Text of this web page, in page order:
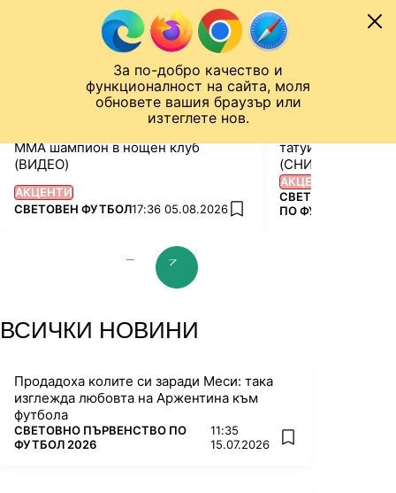
За по-добро качество и
функционалност на сайта, моля
обновете вашия браузър или
изтеглете нов.
Към съдържанието
СВЕТОВНО ПЪРВЕНСТВОНовиниРезултати
СВЕТОВНО ПЪРВЕНСТВО
ММА шампион в нощен клуб
(ВИДЕО)
АКЦЕНТИ
ПОВЕЧЕ ОТ
СВЕТОВЕН ФУТБОЛ17:36 05.08.2026 add favorites
татуира си лика
(СНИМКИ и
АКЦЕНТИ
ПОВЕЧЕ ОТ
СВЕТОВНО
ПО ФУТБОЛ 2026
prev slidenext slide
ВСИЧКИ НОВИНИ
Продадоха колите си заради Меси: така
изглежда любовта на Аржентина към
футбола
ПОВЕЧЕ ОТ
СВЕТОВНО ПЪРВЕНСТВО ПО
ФУТБОЛ 2026
11:35
15.07.2026
add favorites